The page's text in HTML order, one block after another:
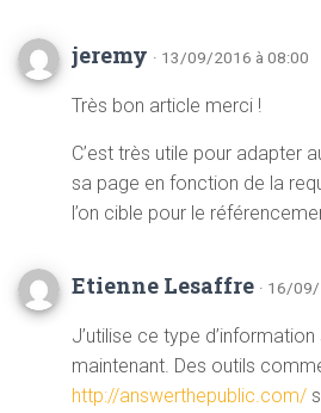
jeremy · 13/09/2016 à 08:00
Très bon article merci !
C’est très utile pour adapter
sa page en fonction de la
l’on cible pour le
Etienne Lesaffre · 16/
J’utilise ce type
maintenant. Des outils
http://answerthepublic.com/